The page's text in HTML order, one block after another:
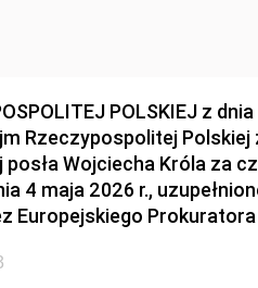
POLSKIEJ z
Rzeczypospolitej
Wojciecha Króla za
4 maja 2026 r.,
Europejskiego